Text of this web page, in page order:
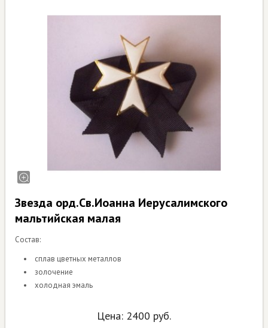
Звезда орд.Св.Иоанна Иерусалимского
мальтийская малая
Состав:
сплав цветных металлов
золочение
холодная эмаль
Цена: 2400 руб.